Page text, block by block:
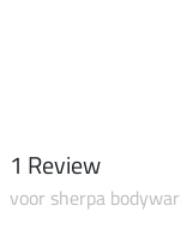
1 Review
voor sherpa